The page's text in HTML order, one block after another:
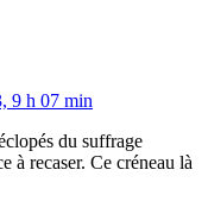
9 h 07 min
du suffrage
à recaser. Ce créneau là